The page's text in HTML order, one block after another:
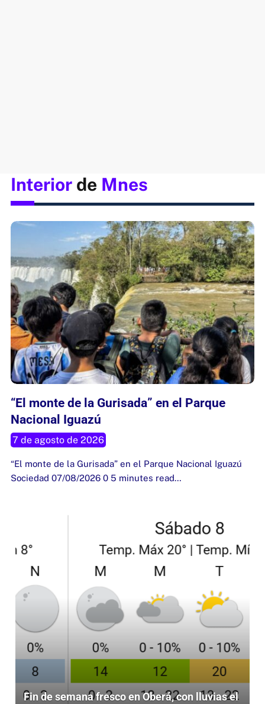
Interior de Mnes
“El monte de la Gurisada” en el Parque
Nacional Iguazú
7 de agosto de 2026
“El monte de la Gurisada” en el Parque Nacional Iguazú
Sociedad 07/08/2026 0 5 minutes read…
Fin de semana fresco en Oberá, con lluvias el